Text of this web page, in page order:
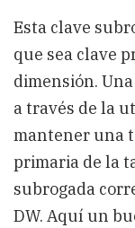
Esta clave
que sea clave
dimensión.
a través de la
mantener una
primaria de la
subrogada
DW. Aquí un